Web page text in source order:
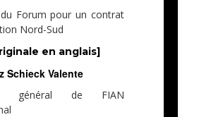
Forum pour un contrat
Nord-Sud
en anglais]
Schieck Valente
général de FIAN